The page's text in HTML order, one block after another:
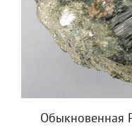
Обыкновенная